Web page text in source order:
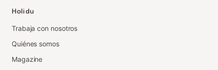
Holidu
Trabaja con nosotros
Quiénes somos
Magazine